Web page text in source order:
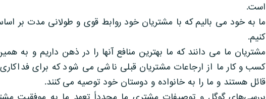
است.
ما به خود می بالیم که با مشتریان خود روابط قوی و طولانی مدت بر
کنیم.
مشتریان ما می دانند که ما بهترین منافع آنها را در ذهن داریم و به
کسب و کار ما از ارجاعات مشتریان قبلی ناشی می شود که برای
قائل هستند و ما را به خانواده و دوستان خود توصیه می کنند.